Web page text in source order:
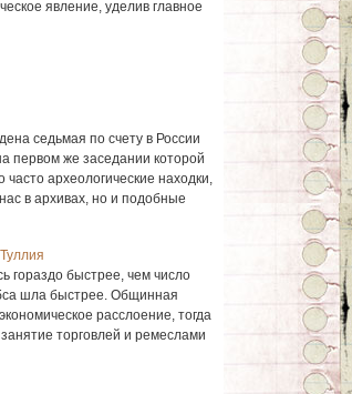
явление, уделив главное
седьмая по счету в России
первом же заседании которой
археологические находки,
в архивах, но и подобные
гораздо быстрее, чем число
шла быстрее. Общинная
расслоение, тогда
торговлей и ремеслами